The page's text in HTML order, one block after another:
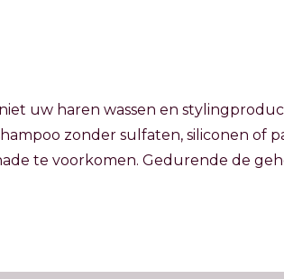
uw haren wassen en
zonder sulfaten, siliconen of
te voorkomen. Gedurende de